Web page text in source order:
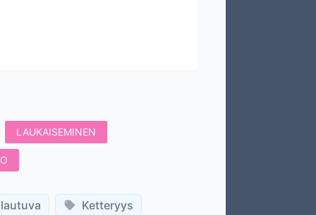
LAUKAISEMINEN
Ketteryys